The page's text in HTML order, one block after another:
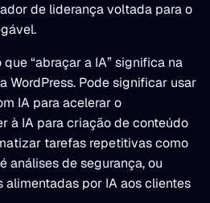
de liderança voltada para o
“abraçar a IA” significa na
WordPress. Pode significar usar
IA para acelerar o
à IA para criação de conteúdo
tarefas repetitivas como
análises de segurança, ou
por IA aos clientes